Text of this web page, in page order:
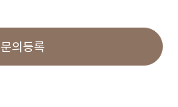
문의등록